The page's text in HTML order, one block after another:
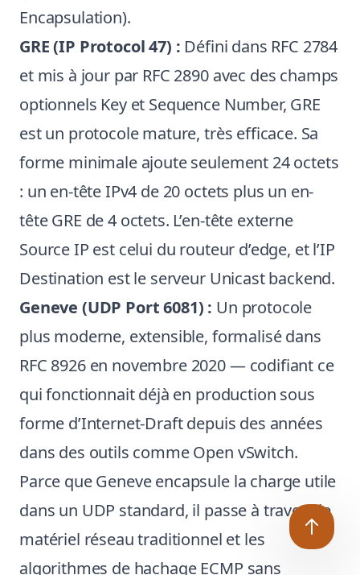
Encapsulation).
GRE (IP Protocol 47) : Défini dans RFC 2784
et mis à jour par RFC 2890 avec des champs
optionnels Key et Sequence Number, GRE
est un protocole mature, très efficace. Sa
forme minimale ajoute seulement 24 octets
: un en-tête IPv4 de 20 octets plus un en-
tête GRE de 4 octets. L’en-tête externe
Source IP est celui du routeur d’edge, et l’IP
Destination est le serveur Unicast backend.
Geneve (UDP Port 6081) : Un protocole
plus moderne, extensible, formalisé dans
RFC 8926en novembre 2020 — codifiant ce
qui fonctionnait déjà en production sous
forme d’Internet-Draft depuis des années
dans des outils comme Open vSwitch.
Parce que Geneve encapsule la charge utile
dans un UDP standard, il passe à travers le
matériel réseau traditionnel et les
algorithmes de hachage ECMP sans